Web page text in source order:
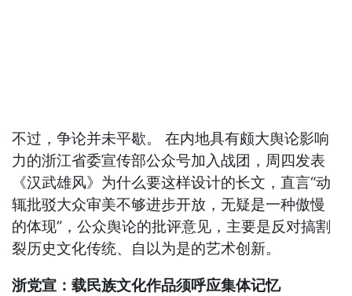
不过，争论并未平歇。 在内地具有颇大舆论影响
力的浙江省委宣传部公众号加入战团，周四发表
《汉武雄风》为什么要这样设计的长文，直言“动
辄批驳大众审美不够进步开放，无疑是一种傲慢
的体现”，公众舆论的批评意见，主要是反对搞割
裂历史文化传统、自以为是的艺术创新。
浙党宣：载民族文化作品须呼应集体记忆